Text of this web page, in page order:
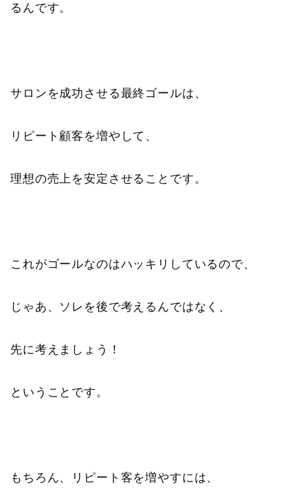
るんです。
サロンを成功させる最終ゴールは、
リピート顧客を増やして、
理想の売上を安定させることです。
これがゴールなのはハッキリしているので、
じゃあ、ソレを後で考えるんではなく、
先に考えましょう！
ということです。
もちろん、リピート客を増やすには、